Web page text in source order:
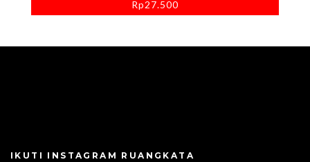
Rp27.500
IKUTI INSTAGRAM RUANGKATA